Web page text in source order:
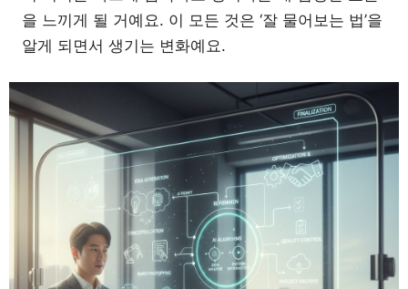
을 느끼게 될 거예요. 이 모든 것은 ‘잘 물어보는 법’을
알게 되면서 생기는 변화예요.